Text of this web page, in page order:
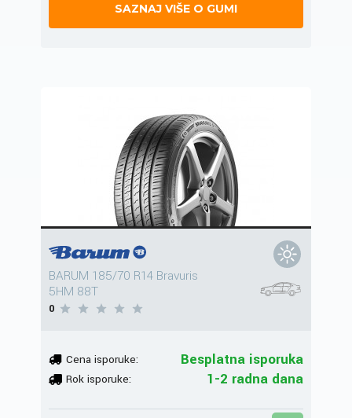
SAZNAJ VIŠE O GUMI
BARUM 185/70 R14 Bravuris
5HM 88T
0
Cena isporuke: Besplatna isporuka
Rok isporuke: 1-2 radna dana